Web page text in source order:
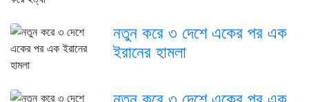
নতুন করে ৩ দেশে একের পর এক
ইরানের হামলা